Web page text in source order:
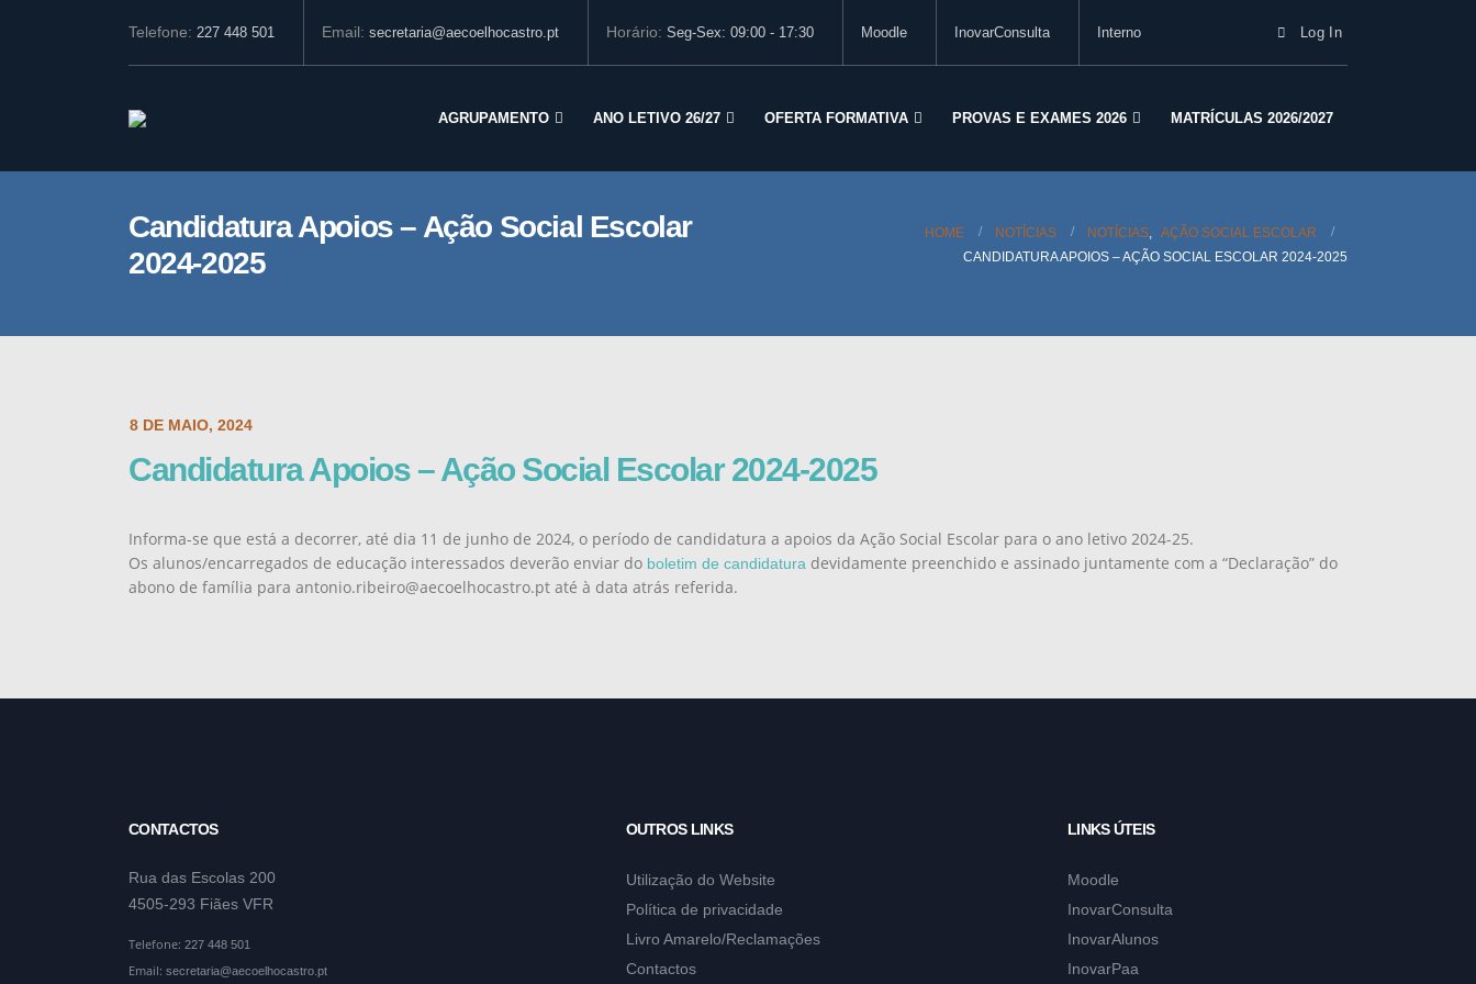
Telefone: 227 448 501 Email: secretaria@aecoelhocastro.pt Horário: Seg-Sex: 09:00 - 17:30 Moodle InovarConsulta Interno Log In
AGRUPAMENTO ANO LETIVO 26/27 OFERTA FORMATIVA PROVAS E EXAMES 2026 MATRÍCULAS 2026/2027
Candidatura Apoios – Ação Social Escolar
2024-2025
HOME NOTÍCIAS NOTÍCIAS, AÇÃO SOCIAL ESCOLAR
CANDIDATURA APOIOS – AÇÃO SOCIAL ESCOLAR 2024-2025
8 DE MAIO, 2024
Candidatura Apoios – Ação Social Escolar 2024-2025
Informa-se que está a decorrer, até dia 11 de junho de 2024, o período de candidatura a apoios da Ação Social Escolar para o ano letivo 2024-25.
Os alunos/encarregados de educação interessados deverão enviar do boletim de candidatura devidamente preenchido e assinado juntamente com a “Declaração” do
abono de família para antonio.ribeiro@aecoelhocastro.pt até à data atrás referida.
CONTACTOS
Rua das Escolas 200
4505-293 Fiães VFR
Telefone: 227 448 501
Email: secretaria@aecoelhocastro.pt
OUTROS LINKS
Utilização do Website
Política de privacidade
Livro Amarelo/Reclamações
Contactos
LINKS ÚTEIS
Moodle
InovarConsulta
InovarAlunos
InovarPaa